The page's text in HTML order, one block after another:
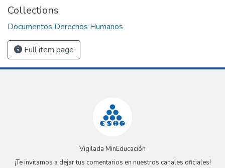
Collections
Documentos Derechos Humanos
Full item page
Vigilada MinEducación
¡Te invitamos a dejar tus comentarios en nuestros canales oficiales!